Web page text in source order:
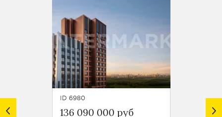
ID 6980
136 090 000 руб
ID 6979
136